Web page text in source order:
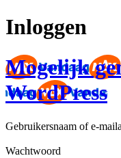
Inloggen
Mogelijk
WordPress
Gebruikersnaam of e-
Wachtwoord